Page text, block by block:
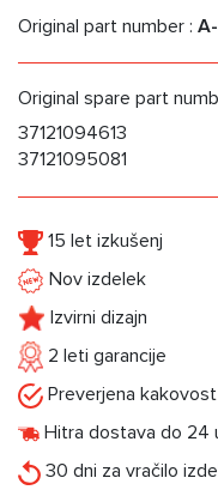
Original part number :
Original spare part
37121094613
37121095081
15 let izkušenj
Nov izdelek
Izvirni dizajn
2 leti garancije
Preverjena kakovost
Hitra dostava do 24
30 dni za vračilo